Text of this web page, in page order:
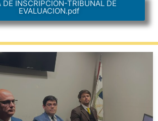
DE INSCRIPCION-TRIBUNAL DE
EVALUACION.pdf